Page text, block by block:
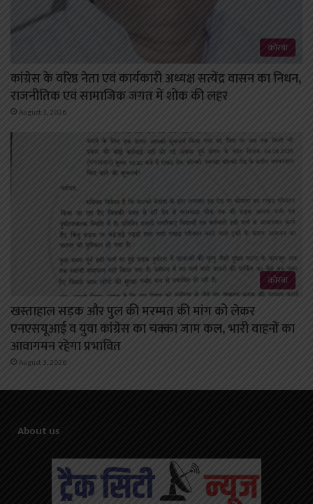
कोरबा
कांग्रेस के वरिष्ठ नेता एवं कार्यकारी अध्यक्ष सत्येंद्र वासन का निधन,
राजनीतिक एवं सामाजिक जगत में शोक की लहर
August 3, 2026
कोरबा
खस्ताहाल सड़क और पुल की मरम्मत की मांग को लेकर
एनएसयूआई व युवा कांग्रेस का चक्का जाम कल, भारी वाहनों का
आवागमन रहेगा प्रभावित
August 3, 2026
About us